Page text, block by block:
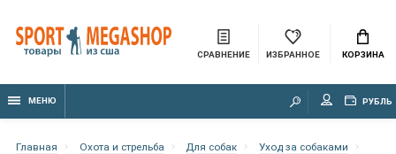
СРАВНЕНИЕ ИЗБРАННОЕ КОРЗИНА
МЕНЮ РУБЛЬ
Главная Охота и стрельба Для собак
Уход за собаками